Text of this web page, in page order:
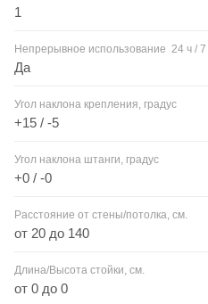
1
Непрерывное использование 24 ч / 7
Да
Угол наклона крепления, градус
+15 / -5
Угол наклона штанги, градус
+0 / -0
Расстояние от стены/потолка, см.
от 20 до 140
Длина/Высота стойки, см.
от 0 до 0